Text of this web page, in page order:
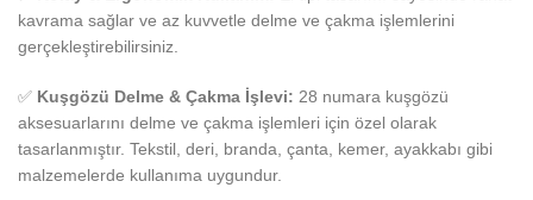
kavrama sağlar ve az kuvvetle delme ve çakma işlemlerini
gerçekleştirebilirsiniz.
✅ Kuşgözü Delme & Çakma İşlevi: 28 numara kuşgözü
aksesuarlarını delme ve çakma işlemleri için özel olarak
tasarlanmıştır. Tekstil, deri, branda, çanta, kemer, ayakkabı gibi
malzemelerde kullanıma uygundur.